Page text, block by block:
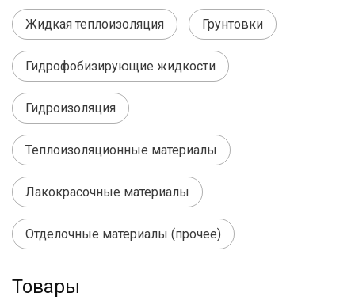
Жидкая теплоизоляция Грунтовки
Гидрофобизирующие жидкости
Гидроизоляция
Теплоизоляционные материалы
Лакокрасочные материалы
Отделочные материалы (прочее)
Товары